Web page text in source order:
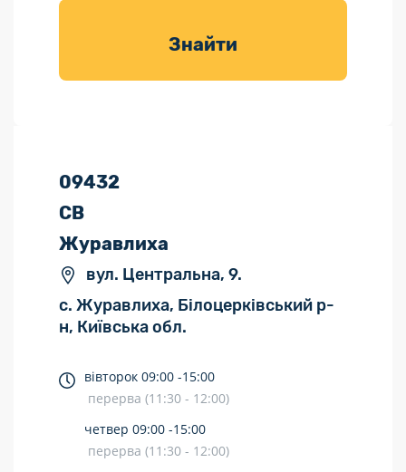
товарів для
Знайти
09432
СВ
Журавлиха
вул. Центральна, 9.
с. Журавлиха, Білоцерківський р-
н, Київська обл.
вівторок 09:00 -15:00
перерва (11:30 - 12:00)
четвер 09:00 -15:00
перерва (11:30 - 12:00)